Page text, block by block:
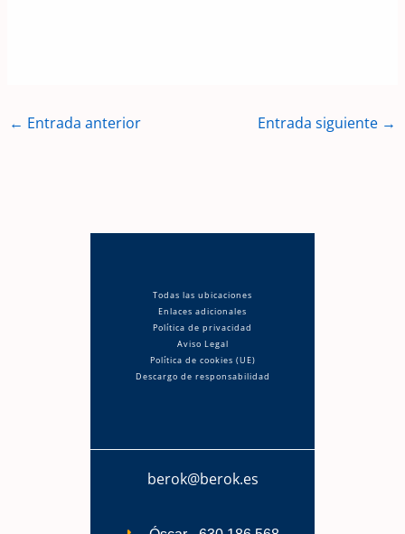
← Entrada anterior Entrada siguiente →
Todas las ubicaciones
Enlaces adicionales
Política de privacidad
Aviso Legal
Política de cookies (UE)
Descargo de responsabilidad
berok@berok.es